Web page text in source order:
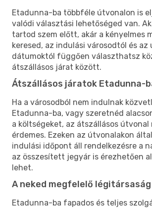
Etadunna-ba többféle útvonalon is
valódi választási lehetőséged van.
tartod szem előtt, akár a kényelmes
keresed, az indulási városodtól és az
dátumoktól függően választhatsz
átszállásos járat között.
Átszállásos járatok Etadunna-
Ha a városodból nem indulnak
Etadunna-ba, vagy szeretnéd
a költségeket, az átszállásos
érdemes. Ezeken az útvonalakon
indulási időpont áll rendelkezésre a
az összesített jegyár is érezhetően
lehet.
A neked megfelelő
Etadunna-ba fapados és teljes